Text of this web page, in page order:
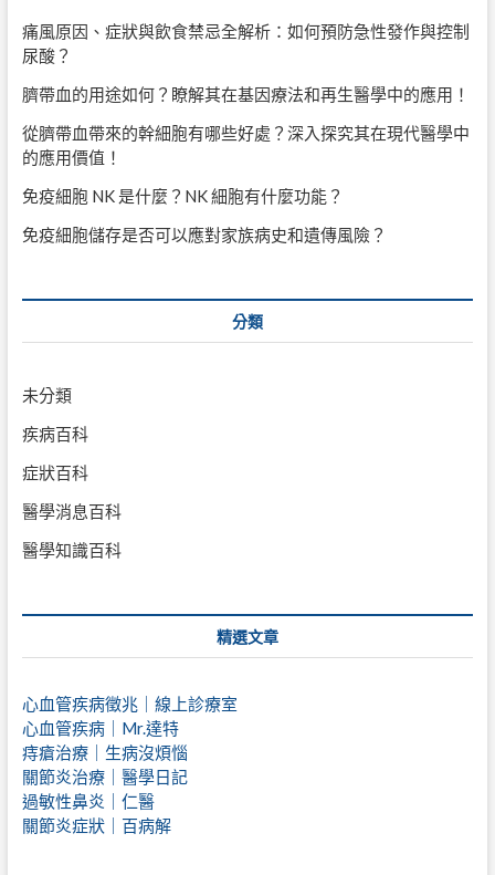
痛風原因、症狀與飲食禁忌全解析：如何預防急性發作與控制
尿酸？
臍帶血的用途如何？瞭解其在基因療法和再生醫學中的應用！
從臍帶血帶來的幹細胞有哪些好處？深入探究其在現代醫學中
的應用價值！
免疫細胞 NK 是什麼？NK 細胞有什麼功能？
免疫細胞儲存是否可以應對家族病史和遺傳風險？
分類
未分類
疾病百科
症狀百科
醫學消息百科
醫學知識百科
精選文章
心血管疾病徵兆｜線上診療室
心血管疾病｜Mr.達特
痔瘡治療｜ 生病沒煩惱
關節炎治療｜醫學日記
過敏性鼻炎｜仁醫
關節炎症狀｜百病解